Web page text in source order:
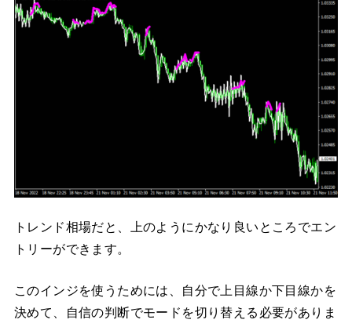
トレンド相場だと、上のようにかなり良いところでエン
トリーができます。
このインジを使うためには、自分で上目線か下目線かを
決めて、自信の判断でモードを切り替える必要がありま